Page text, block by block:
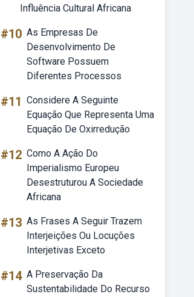
Influência Cultural Africana
#10 As Empresas De
Desenvolvimento De
Software Possuem
Diferentes Processos
#11 Considere A Seguinte
Equação Que Representa Uma
Equação De Oxirredução
#12 Como A Ação Do
Imperialismo Europeu
Desestruturou A Sociedade
Africana
#13 As Frases A Seguir Trazem
Interjeições Ou Locuções
Interjetivas Exceto
#14 A Preservação Da
Sustentabilidade Do Recurso